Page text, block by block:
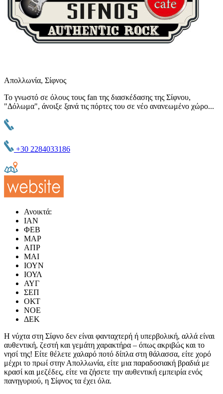
Απολλωνία, Σίφνος
Το γνωστό σε όλους τους fan της διασκέδασης της Σίφνου,
"Δόλωμα", άνοιξε ξανά τις πόρτες του σε νέο ανανεωμένο χώρο...
+30 2284033186
Ανοικτά:
ΙΑΝ
ΦΕΒ
ΜΑΡ
ΑΠΡ
ΜΑΙ
ΙΟΥΝ
ΙΟΥΛ
ΑΥΓ
ΣΕΠ
ΟΚΤ
ΝΟΕ
ΔΕΚ
Η νύχτα στη Σίφνο δεν είναι φανταχτερή ή υπερβολική, αλλά είναι
αυθεντική, ζεστή και γεμάτη χαρακτήρα – όπως ακριβώς και το
νησί της! Είτε θέλετε χαλαρό ποτό δίπλα στη θάλασσα, είτε χορό
μέχρι το πρωί στην Απολλωνία, είτε μια παραδοσιακή βραδιά με
κρασί και μεζέδες, είτε να ζήσετε την αυθεντική εμπειρία ενός
πανηγυριού, η Σίφνος τα έχει όλα.